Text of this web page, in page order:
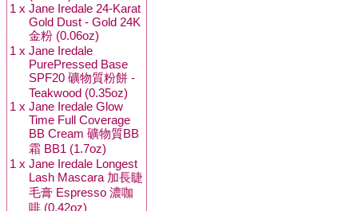
1 x Jane Iredale 24-Karat
Gold Dust - Gold 24K
金粉 (0.06oz)
1 x Jane Iredale
PurePressed Base
SPF20 礦物質粉餅 -
Teakwood (0.35oz)
1 x Jane Iredale Glow
Time Full Coverage
BB Cream 礦物質BB
霜 BB1 (1.7oz)
1 x Jane Iredale Longest
Lash Mascara 加長睫
毛膏 Espresso 濃咖
啡 (0.42oz)